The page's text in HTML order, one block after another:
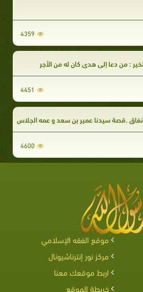
4359
: من دعا إلى هدى كان له من الأجر
4451
.قصة سيدنا عمير بن سعد و عمه الجلاس
4600
موقع الفقه الإسلامي
مركز نور إنترناشيونال
اربط موقعك معنا
خريطة الموقع